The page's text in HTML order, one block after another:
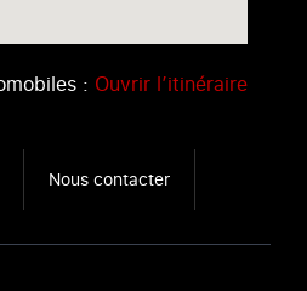
: Ouvrir l’itinéraire
Nous contacter